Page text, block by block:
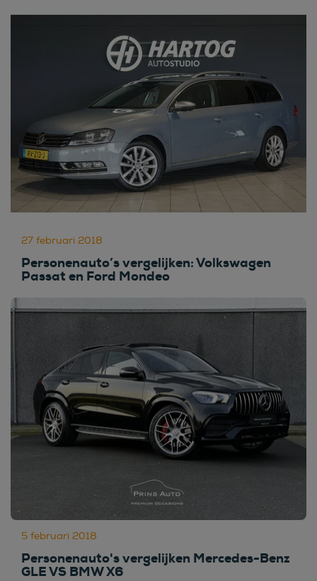
27 februari 2018
Personenauto’s vergelijken: Volkswagen
Passat en Ford Mondeo
5 februari 2018
Personenauto's vergelijken Mercedes-Benz
GLE VS BMW X6